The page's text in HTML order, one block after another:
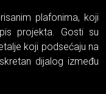
plafonima, koji
projekta. Gosti su
koji podsećaju na
dijalog između